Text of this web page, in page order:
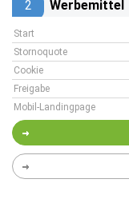
2 Werbemittel
Start
Stornoquote
Cookie
Freigabe
Mobil-Landingpage